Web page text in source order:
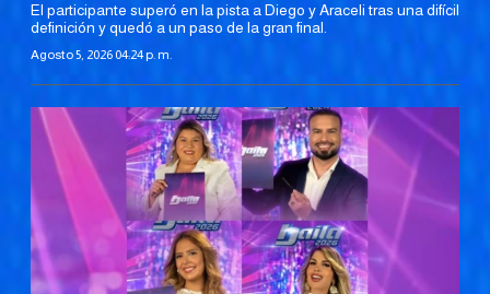
El participante superó en la pista a Diego y Araceli tras una difícil
definición y quedó a un paso de la gran final.
Agosto 5, 2026 04:24 p. m.